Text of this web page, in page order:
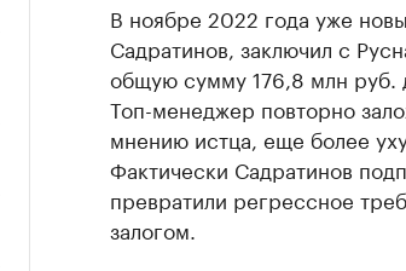
В ноябре 2022 года уже
Садратинов, заключил с
общую сумму 176,8 млн руб.
Топ-менеджер повторно
мнению истца, еще более
Фактически Садратинов
превратили регрессное
залогом.